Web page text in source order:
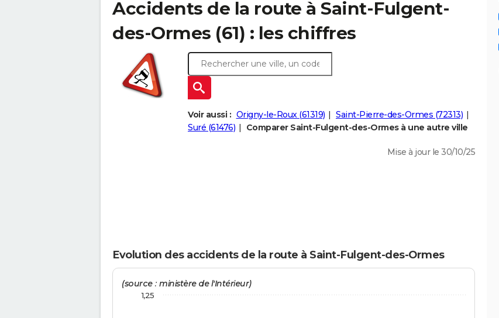
Accidents de la route à Saint-Fulgent-
des-Ormes (61) : les chiffres
Voir aussi : Origny-le-Roux (61319)
Saint-Pierre-des-Ormes (72313)
Suré (61476)
Comparer Saint-Fulgent-des-Ormes à une autre ville
Mise à jour le 30/10/25
Evolution des accidents de la route à Saint-Fulgent-des-Ormes
(source : ministère de l'Intérieur)
1,25